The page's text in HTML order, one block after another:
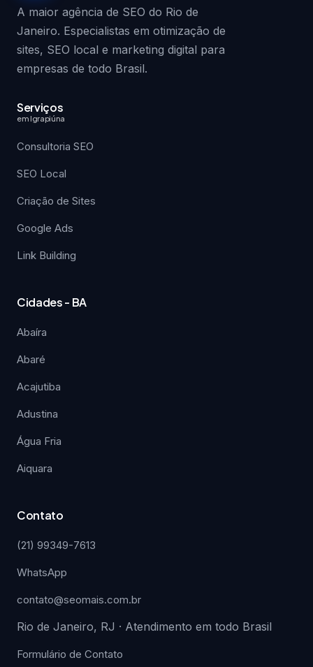
A maior agência de SEO do Rio de
Janeiro. Especialistas em otimização de
sites, SEO local e marketing digital para
empresas de todo Brasil.
Serviços
em Igrapiúna
Consultoria SEO
SEO Local
Criação de Sites
Google Ads
Link Building
Cidades - BA
Abaíra
Abaré
Acajutiba
Adustina
Água Fria
Aiquara
Contato
(21) 99349-7613
WhatsApp
contato@seomais.com.br
Rio de Janeiro, RJ · Atendimento em todo Brasil
Formulário de Contato